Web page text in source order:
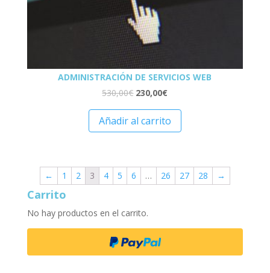
ADMINISTRACIÓN DE SERVICIOS WEB
530,00€ 230,00€
Añadir al carrito
← 1 2 3 4 5 6 … 26 27 28 →
Carrito
No hay productos en el carrito.